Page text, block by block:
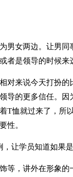
男女两边。让男
者是领导的时候来
对来说今天打扮
导的更多信任。
T恤就过来了，所
性。
，让学员知道如果
等，讲外在形象